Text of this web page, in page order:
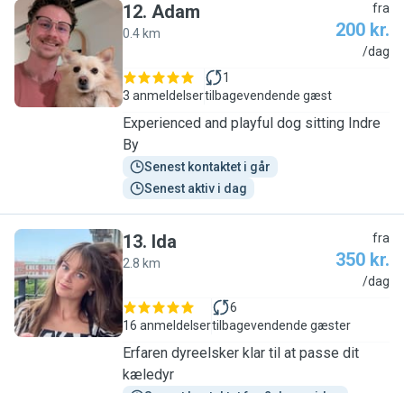
A
12. Adam
0.4 km
fra
200 kr.
/dag
3 anmeldelser
1
tilbagevendende gæst
Experienced and playful dog sitting Indre
By
Senest kontaktet i går
Senest aktiv i dag
I
13. Ida
2.8 km
fra
350 kr.
/dag
16 anmeldelser
6
tilbagevendende gæster
Erfaren dyreelsker klar til at passe dit
kæledyr